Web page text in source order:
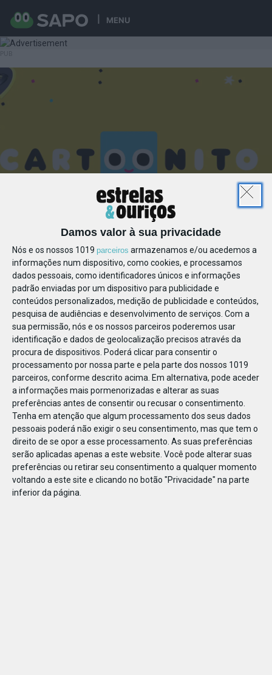
Damos valor à sua privacidade
Nós e os nossos 1019 parceiros armazenamos e/ou acedemos a
informações num dispositivo, como cookies, e processamos
dados pessoais, como identificadores únicos e informações
padrão enviadas por um dispositivo para publicidade e
conteúdos personalizados, medição de publicidade e conteúdos,
pesquisa de audiências e desenvolvimento de serviços. Com a
sua permissão, nós e os nossos parceiros poderemos usar
identificação e dados de geolocalização precisos através da
procura de dispositivos. Poderá clicar para consentir o
processamento por nossa parte e pela parte dos nossos 1019
parceiros, conforme descrito acima. Em alternativa, pode aceder
a informações mais pormenorizadas e alterar as suas
preferências antes de consentir ou recusar o consentimento.
Tenha em atenção que algum processamento dos seus dados
pessoais poderá não exigir o seu consentimento, mas que tem o
direito de se opor a esse processamento. As suas preferências
serão aplicadas apenas a este website. Você pode alterar suas
preferências ou retirar seu consentimento a qualquer momento
voltando a este site e clicando no botão "Privacidade" na parte
inferior da página.
MENU
MAR 24
Botão fixo 2a